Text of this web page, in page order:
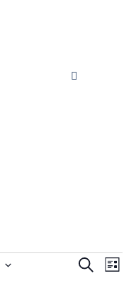
Suche
und
Ansichten,
SucheListe